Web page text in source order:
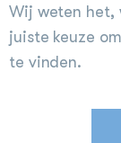
Wij weten het,
juiste keuze
te vinden.